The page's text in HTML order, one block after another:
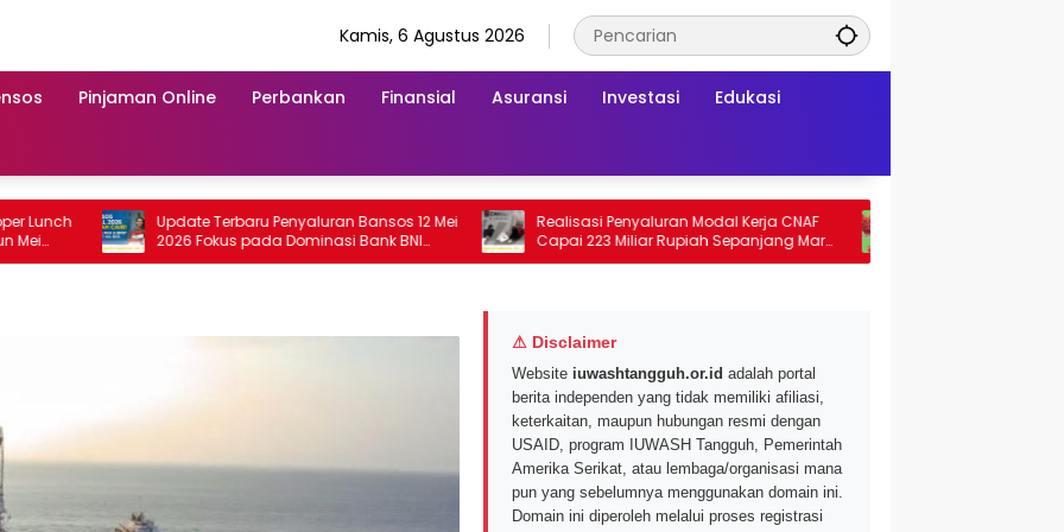
Kamis, 6 Agustus 2026
Pinjaman Online Perbankan Finansial Asuransi Investasi Edukasi
Update Terbaru Penyaluran Bansos 12 Mei
2026 Fokus pada Dominasi Bank BNI
serta Struk BRI
Realisasi Penyaluran Modal Kerja CNAF
Capai 223 Miliar Rupiah Sepanjang Maret
2026 Ini
Dapatkan Diskon 46
Segar di Promo Hypermart
Mei 2026
⚠ Disclaimer
Website iuwashtangguh.or.id adalah portal
berita independen yang tidak memiliki afiliasi,
keterkaitan, maupun hubungan resmi dengan
USAID, program IUWASH Tangguh, Pemerintah
Amerika Serikat, atau lembaga/organisasi mana
pun yang sebelumnya menggunakan domain ini.
Domain ini diperoleh melalui proses registrasi